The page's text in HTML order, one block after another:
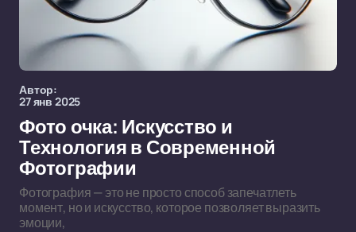
Автор:
27 янв 2025
Фото очка: Искусство и
Технология в Современной
Фотографии
Фотография — это не просто способ запечатлеть
момент, но и искусство, которое позволяет выразить
эмоции,